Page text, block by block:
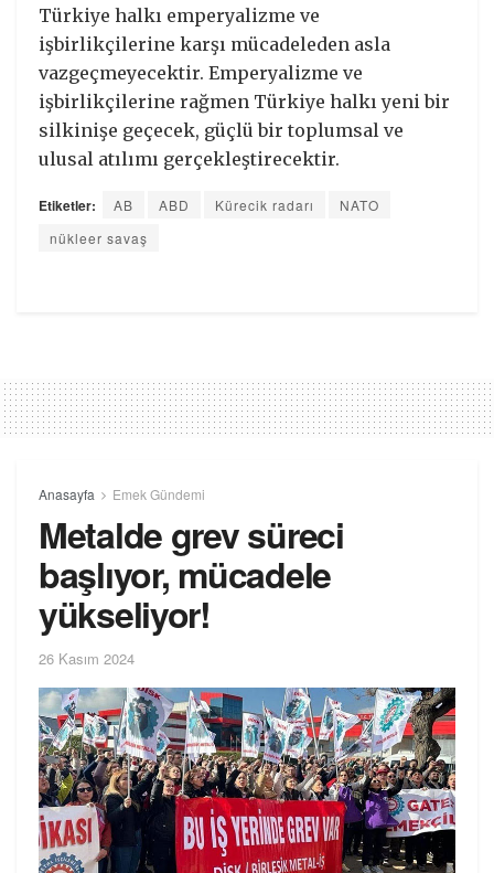
Türkiye halkı emperyalizme ve
işbirlikçilerine karşı mücadeleden asla
vazgeçmeyecektir. Emperyalizme ve
işbirlikçilerine rağmen Türkiye halkı yeni bir
silkinişe geçecek, güçlü bir toplumsal ve
ulusal atılımı gerçekleştirecektir.
Etiketler: AB ABD Kürecik radarı
NATO
nükleer savaş
Anasayfa Emek Gündemi
Metalde grev süreci
başlıyor, mücadele
yükseliyor!
26 Kasım 2024